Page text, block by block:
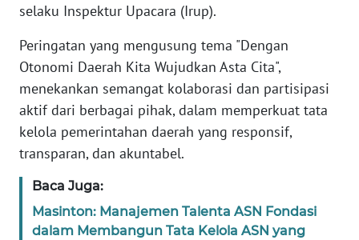
selaku Inspektur Upacara (Irup).
Peringatan yang mengusung tema "Dengan
Otonomi Daerah Kita Wujudkan Asta Cita",
menekankan semangat kolaborasi dan partisipasi
aktif dari berbagai pihak, dalam memperkuat tata
kelola pemerintahan daerah yang responsif,
transparan, dan akuntabel.
Baca Juga:
Masinton: Manajemen Talenta ASN Fondasi
dalam Membangun Tata Kelola ASN yang
Wahana
Regional
WN
SUMUT
WN
JAKARTA